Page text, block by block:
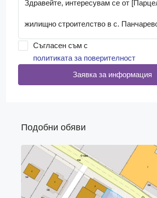
Съгласен съм с
политиката за поверителност
Заявка за информация
Подобни обяви